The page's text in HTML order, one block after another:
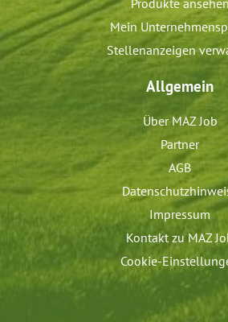
Mein
Stellenanzeigen
Allgemein
Über MAZ Job
Partner
AGB
Impressum
Kontakt zu MAZ
Cookie-